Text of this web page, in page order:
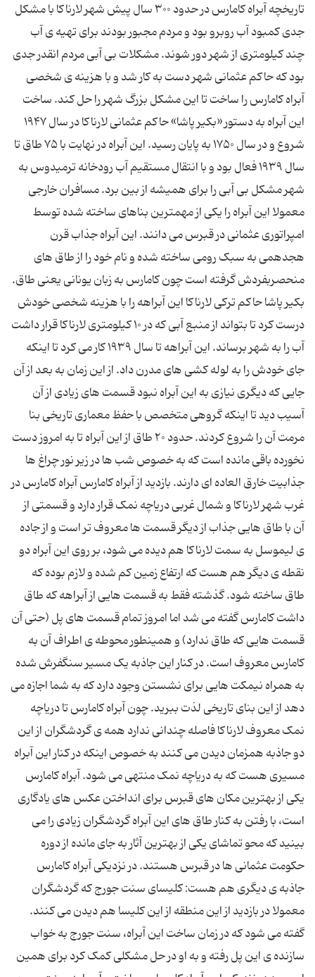
تاریخچه آبراه کامارس در حدود ۳۰۰ سال پیش شهر لارناکا با مشکل
جدی کمبود آب روبرو بود و مردم مجبور بودند برای تهیه ی آب
چند کیلومتری از شهر دور شوند. مشکلات بی آبی مردم انقدر جدی
بود که حاکم عثمانی شهر دست به کار شد و با هزینه ی شخصی
آبراه کامارس را ساخت تا این مشکل بزرگ شهر را حل کند. ساخت
این آبراه به دستور «بکیر پاشا» حاکم عثمانی لارناکا در سال ۱۹۴۷
شروع و در سال ۱۷۵۰ به پایان رسید. این آبراه در نهایت با ۷۵ طاق تا
سال ۱۹۳۹ فعال بود و با انتقال مستقیم آب رودخانه ترمیدوس به
شهر مشکل بی آبی را برای همیشه از بین برد. مسافران خارجی
معمولا این آبراه را یکی از مهمترین بناهای ساخته شده توسط
امپراتوری عثمانی در قبرس می دانند. این آبراه جذاب قرن
هجدهمی به سبک رومی ساخته شده و نام خود را از طاق های
منحصربفردش گرفته است چون کامارس به زبان یونانی یعنی طاق.
بکیر پاشا حاکم ترکی لارناکا این آبراهه را با هزینه شخصی خودش
درست کرد تا بتواند از منبع آبی که در ۱۰ کیلومتری لارناکا قرار داشت
آب را به شهر برساند. این آبراهه تا سال ۱۹۳۹ کار می کرد تا اینکه
جای خودش را به لوله کشی های مدرن داد. از این زمان به بعد از آن
جایی که دیگری نیازی به این آبراه نبود قسمت های زیادی از آن
آسیب دید تا اینکه گروهی متخصص با حفظ معماری تاریخی بنا
مرمت آن را شروع کردند. حدود ۲۰ طاق از این آبراه تا به امروز دست
نخورده باقی مانده است که به خصوص شب ها در زیر نور چراغ ها
جذابیت خارق العاده ای دارند. بازدید از آبراه کامارس آبراه کامارس در
غرب شهر لارناکا و شمال غربی دریاچه نمک قرار دارد و قسمتی از
آن با طاق هایی جذاب از دیگر قسمت ها معروف تر است و از جاده
ی لیموسل به سمت لارناکا هم دیده می شود، بر روی این آبراه دو
نقطه ی دیگر هم هست که ارتفاع زمین کم شده و لازم بوده که
طاق ساخته شود. گذشته فقط به قسمت هایی از آبراهه که طاق
داشت کامارس گفته می شد اما امروز تمام قسمت های پل (حتی آن
قسمت هایی که طاق ندارد) و همینطور محوطه ی اطراف آن به
کامارس معروف است. در کنار این جاذبه یک مسیر سنگفرش شده
به همراه نیمکت هایی برای نشستن وجود دارد که به شما اجازه می
دهد از این بنای تاریخی لذت ببرید. چون آبراه کامارس تا دریاچه
نمک معروف لارناکا فاصله چندانی ندارد همه ی گردشگران از این
دو جاذبه همزمان دیدن می کنند به خصوص اینکه در کنار این آبراه
مسیری هست که به دریاچه نمک منتهی می شود. آبراه کامارس
یکی از بهترین مکان های قبرس برای انداختن عکس های یادگاری
است، با رفتن به کنار طاق های این آبراه گردشگران زیادی را می
بینید که محو تماشای یکی از بهترین آثار به جای مانده از دوره
حکومت عثمانی ها در قبرس هستند. در نزدیکی آبراه کامارس
جاذبه ی دیگری هم هست: کلیسای سنت جورج که گردشگران
معمولا در بازدید از این منطقه از این کلیسا هم دیدن می کنند.
گفته می شود که در زمان ساخت این آبراه، سنت جورج به خواب
سازنده ی این پل رفته و به او در حل مشکلی کمک کرد برای همین